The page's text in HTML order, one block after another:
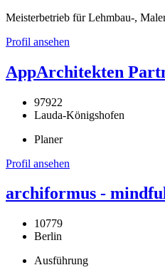
Meisterbetrieb für Lehmbau-,
Profil ansehen
AppArchitekten
97922
Lauda-Königshofen
Planer
Profil ansehen
archiformus -
10779
Berlin
Ausführung